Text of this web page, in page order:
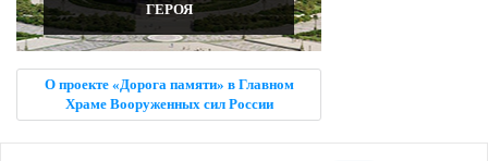
ГЕРОЯ
О проекте «Дорога памяти» в Главном
Храме Вооруженных сил России